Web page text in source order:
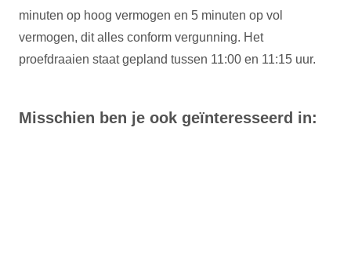
minuten op hoog vermogen en 5 minuten op vol
vermogen, dit alles conform vergunning. Het
proefdraaien staat gepland tussen 11:00 en 11:15 uur.
Misschien ben je ook geïnteresseerd in: